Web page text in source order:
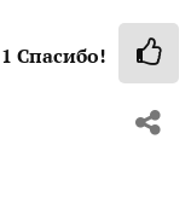
1 Спасибо!